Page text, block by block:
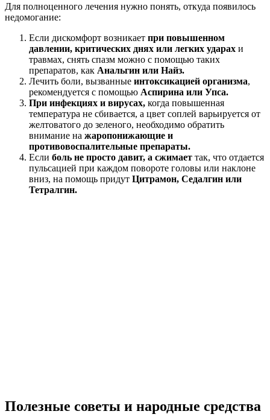
Для полноценного лечения нужно понять, откуда появилось
недомогание:
Если дискомфорт возникает при повышенном
давлении, критических днях или легких ударах и
травмах, снять спазм можно с помощью таких
препаратов, как Анальгин или Найз.
Лечить боли, вызванные интоксикацией организма,
рекомендуется с помощью Аспирина или Упса.
При инфекциях и вирусах, когда повышенная
температура не сбивается, а цвет соплей варьируется от
желтоватого до зеленого, необходимо обратить
внимание на жаропонижающие и
противовоспалительные препараты.
Если боль не просто давит, а сжимает так, что отдается
пульсацией при каждом повороте головы или наклоне
вниз, на помощь придут Цитрамон, Седалгин или
Тетралгин.
Полезные советы и народные средства